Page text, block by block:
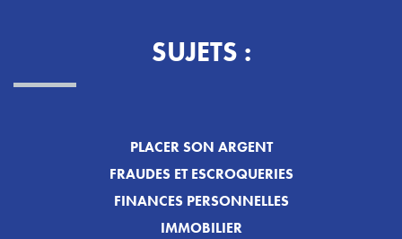
SUJETS :
PLACER SON ARGENT
FRAUDES ET ESCROQUERIES
FINANCES PERSONNELLES
IMMOBILIER